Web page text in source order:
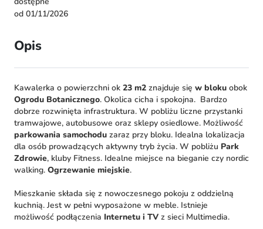
od 01/11/2026
Opis
Kawalerka o powierzchni ok 23 m2 znajduje się w bloku obok
Ogrodu Botanicznego. Okolica cicha i spokojna. Bardzo
dobrze rozwinięta infrastruktura. W pobliżu liczne przystanki
tramwajowe, autobusowe oraz sklepy osiedlowe. Możliwość
parkowania samochodu zaraz przy bloku. Idealna lokalizacja
dla osób prowadzących aktywny tryb życia. W pobliżu Park
Zdrowie, kluby Fitness. Idealne miejsce na bieganie czy nordic
walking. Ogrzewanie miejskie.
Mieszkanie składa się z nowoczesnego pokoju z oddzielną
kuchnią. Jest w pełni wyposażone w meble. Istnieje
możliwość podłączenia Internetu i TV z sieci Multimedia.